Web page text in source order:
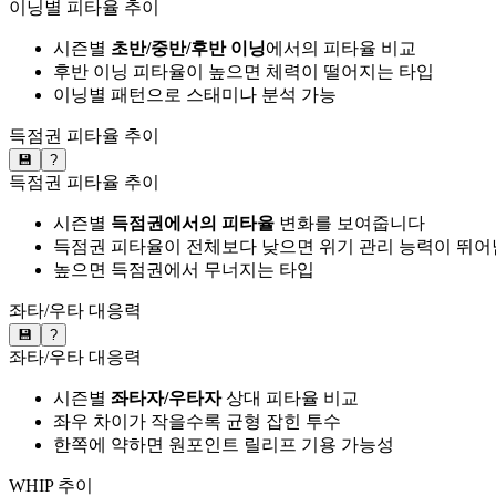
이닝별 피타율 추이
시즌별 초반/중반/후반 이닝에서의 피타율 비교
후반 이닝 피타율이 높으면 체력이 떨어지는 타입
이닝별 패턴으로 스태미나 분석 가능
득점권 피타율 추이
💾 ?
득점권 피타율 추이
시즌별 득점권에서의 피타율 변화를 보여줍니다
득점권 피타율이 전체보다 낮으면 위기 관리 능력이 뛰어
높으면 득점권에서 무너지는 타입
좌타/우타 대응력
💾 ?
좌타/우타 대응력
시즌별 좌타자/우타자상대 피타율 비교
좌우 차이가 작을수록 균형 잡힌 투수
한쪽에 약하면 원포인트 릴리프 기용 가능성
WHIP 추이